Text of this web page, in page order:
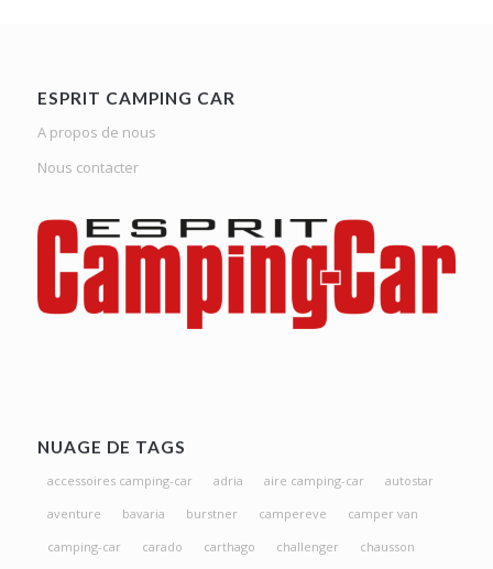
ESPRIT CAMPING CAR
A propos de nous
Nous contacter
NUAGE DE TAGS
accessoires camping-car adria aire camping-car
autostar
aventure
bavaria burstner campereve
camper van
camping-car
carado carthago challenger
chausson